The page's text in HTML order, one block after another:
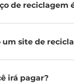
de reciclagem
um site de
irá pagar?